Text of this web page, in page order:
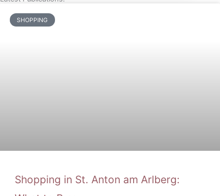
SHOPPING
Shopping in St. Anton am Arlberg: